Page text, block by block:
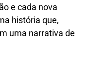
e cada nova
história que,
uma narrativa de